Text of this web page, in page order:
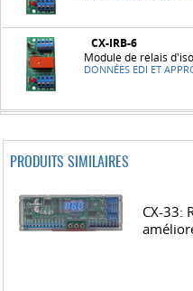
CX-IRB-6
Module de relais
DONNÉES EDI ET
PRODUITS SIMILAIRES
CX-33: